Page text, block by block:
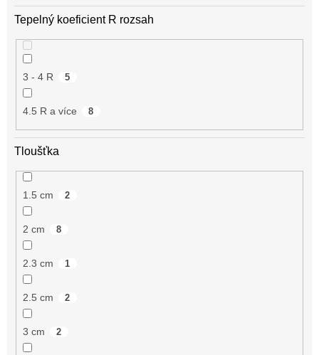
Tepelný koeficient R rozsah
3 - 4 R 5
4.5 R a více 8
Tloušťka
1.5 cm 2
2 cm 8
2.3 cm 1
2.5 cm 2
3 cm 2